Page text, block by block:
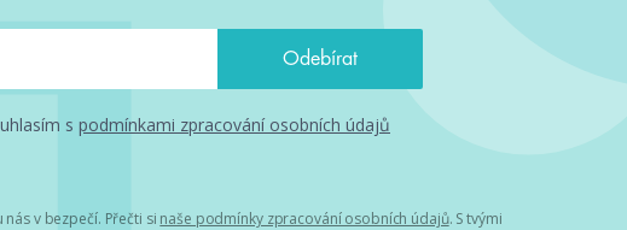
s podmínkami zpracování osobních údajů
v bezpečí. Přečti si naše podmínky zpracování osobních údajů. S tvými